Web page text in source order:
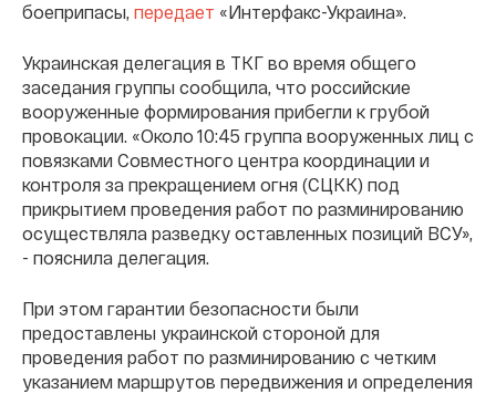
боеприпасы, передает «Интерфакс-Украина».
Украинская делегация в ТКГ во время общего
заседания группы сообщила, что российские
вооруженные формирования прибегли к грубой
провокации. «Около 10:45 группа вооруженных лиц с
повязками Совместного центра координации и
контроля за прекращением огня (СЦКК) под
прикрытием проведения работ по разминированию
осуществляла разведку оставленных позиций ВСУ»,
- пояснила делегация.
При этом гарантии безопасности были
предоставлены украинской стороной для
проведения работ по разминированию с четким
указанием маршрутов передвижения и определения